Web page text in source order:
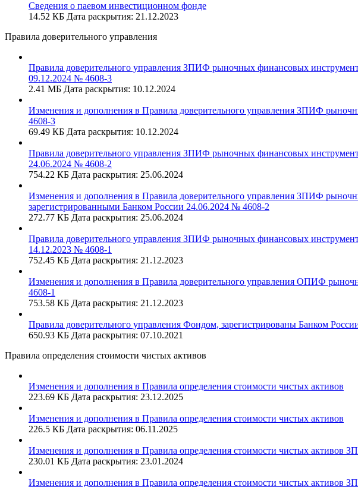
Сведения о паевом инвестиционном фонде
14.52 КБ Дата раскрытия: 21.12.2023
Правила доверительного управления
Правила доверительного управления ЗПИФ рыночных финансовых
09.12.2024 № 4608-3
2.41 МБ Дата раскрытия: 10.12.2024
Изменения и дополнения в Правила доверительного управления ЗПИФ
4608-3
69.49 КБ Дата раскрытия: 10.12.2024
Правила доверительного управления ЗПИФ рыночных финансовых
24.06.2024 № 4608-2
754.22 КБ Дата раскрытия: 25.06.2024
Изменения и дополнения в Правила доверительного управления ЗПИФ
зарегистрированными Банком России 24.06.2024 № 4608-2
272.77 КБ Дата раскрытия: 25.06.2024
Правила доверительного управления ЗПИФ рыночных финансовых
14.12.2023 № 4608-1
752.45 КБ Дата раскрытия: 21.12.2023
Изменения и дополнения в Правила доверительного управления ОПИФ
4608-1
753.58 КБ Дата раскрытия: 21.12.2023
Правила доверительного управления Фондом, зарегистрированы Банком
650.93 КБ Дата раскрытия: 07.10.2021
Правила определения стоимости чистых активов
Изменения и дополнения в Правила определения стоимости чистых активов
223.69 КБ Дата раскрытия: 23.12.2025
Изменения и дополнения в Правила определения стоимости чистых активов
226.5 КБ Дата раскрытия: 06.11.2025
Изменения и дополнения в Правила определения стоимости чистых активов
230.01 КБ Дата раскрытия: 23.01.2024
Изменения и дополнения в Правила определения стоимости чистых активов